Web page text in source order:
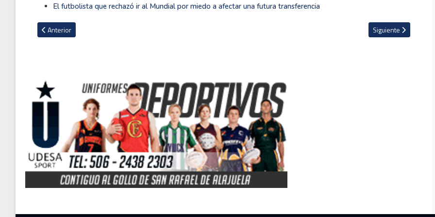
El futbolista que rechazó ir al Mundial por miedo a afectar una futura transferencia
Artículo anterior: Arsenal se consagra campeón de la Premier League 22 años después
Anterior Artículo siguiente:
Siguiente